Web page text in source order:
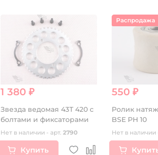
1 380 ₽
Звезда ведомая 43Т 420 с
болтами и фиксаторами
Нет в наличии - арт. 2790
Купить
Распродажа
550 ₽
Ролик
BSE PH 10
Нет в наличии